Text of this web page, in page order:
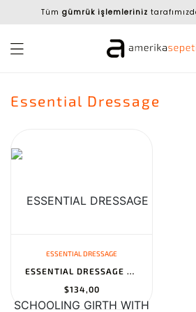
Tüm gümrük işlemleriniz
Essential Dressage
ESSENTIAL DRESSAGE
ESSENTIAL DRESSAGE SCHOOLING GIRTH WITH ULTRAWOOL LINER
$134,00